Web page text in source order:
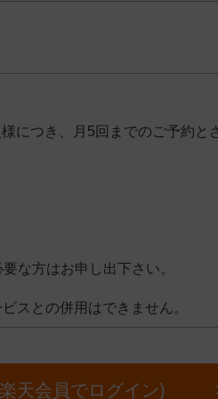
につき、月5回までのご予約と
な方はお申し出下さい。
スとの併用はできません。
天会員でログイン)